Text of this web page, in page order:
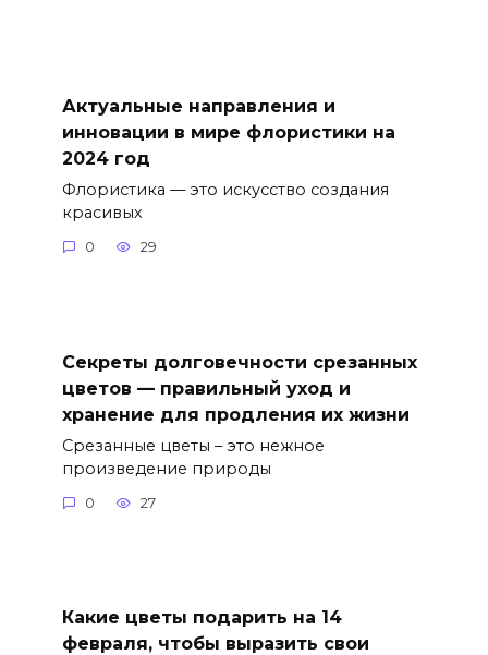
Актуальные направления и
инновации в мире флористики на
2024 год
Флористика — это искусство создания
красивых
0 29
Секреты долговечности срезанных
цветов — правильный уход и
хранение для продления их жизни
Срезанные цветы – это нежное
произведение природы
0 27
Какие цветы подарить на 14
февраля, чтобы выразить свои